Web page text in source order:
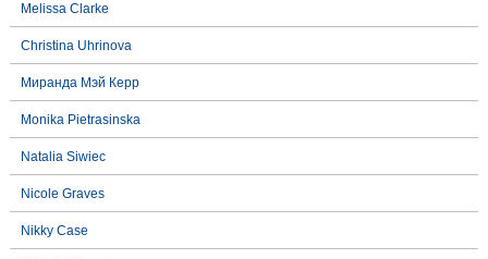
Melissa Clarke
Christina Uhrinova
Миранда Мэй Керр
Monika Pietrasinska
Natalia Siwiec
Nicole Graves
Nikky Case